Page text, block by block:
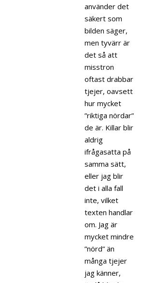
använder det
säkert som
bilden säger,
men tyvärr är
det så att
misstron
oftast drabbar
tjejer, oavsett
hur mycket
”riktiga nördar”
de är. Killar blir
aldrig
ifrågasatta på
samma sätt,
eller jag blir
det i alla fall
inte, vilket
texten handlar
om. Jag är
mycket mindre
”nörd” än
många tjejer
jag känner,